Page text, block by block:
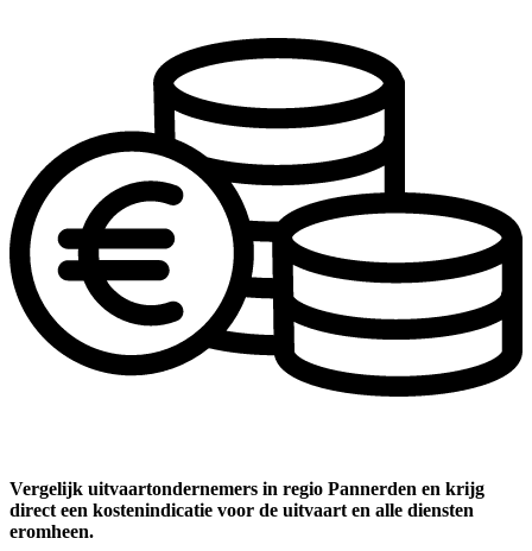
Vergelijk uitvaartondernemers in regio Pannerden en krijg
direct een kostenindicatie voor de uitvaart en alle diensten
eromheen.